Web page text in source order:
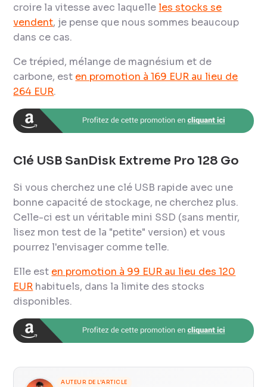
croire la vitesse avec laquelleles stocks se
vendent, je pense que nous sommes beaucoup
dans ce cas.
Ce trépied, mélange de magnésium et de
carbone, est en promotion à 169 EUR au lieu de
264 EUR.
Clé USB SanDisk Extreme Pro 128 Go
Si vous cherchez une clé USB rapide avec une
bonne capacité de stockage, ne cherchez plus.
Celle-ci est un véritable mini SSD (sans mentir,
lisez mon test de la "petite" version) et vous
pourrez l'envisager comme telle.
Elle est en promotion à 99 EUR au lieu des 120
EUR habituels, dans la limite des stocks
disponibles.
AUTEUR DE L'ARTICLE